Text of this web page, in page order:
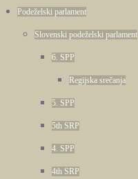
Podeželski parlament
Slovenski podeželski parlament
6. SPP
Regijska srečanja
5. SPP
5th SRP
4. SPP
4th SRP